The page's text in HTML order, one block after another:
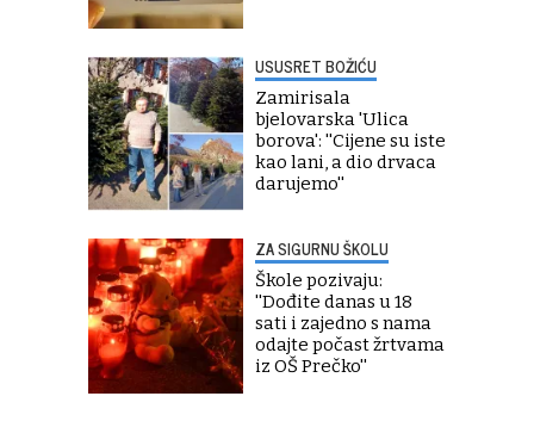
USUSRET BOŽIĆU
Zamirisala
bjelovarska 'Ulica
borova': ''Cijene su iste
kao lani, a dio drvaca
darujemo''
ZA SIGURNU ŠKOLU
Škole pozivaju:
''Dođite danas u 18
sati i zajedno s nama
odajte počast žrtvama
iz OŠ Prečko''